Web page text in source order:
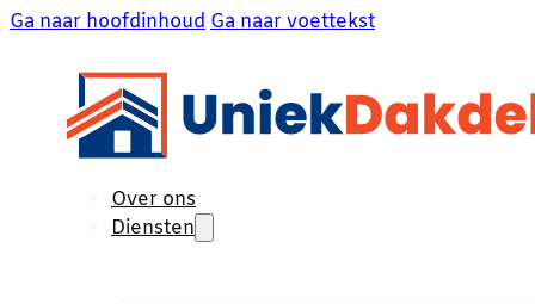
Ga naar hoofdinhoud Ga naar voettekst
Over ons
Diensten